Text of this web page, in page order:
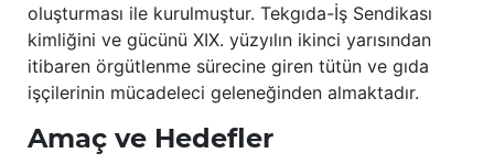
oluşturması ile kurulmuştur. Tekgıda-İş Sendikası
kimliğini ve gücünü XIX. yüzyılın ikinci yarısından
itibaren örgütlenme sürecine giren tütün ve gıda
işçilerinin mücadeleci geleneğinden almaktadır.
Amaç ve Hedefler